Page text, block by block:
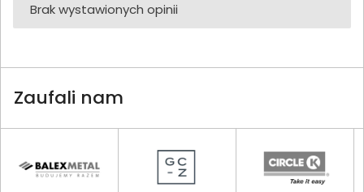
Brak wystawionych opinii
Zaufali nam